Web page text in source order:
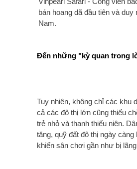
bán hoang dã đầu tiên và duy
Nam.
Đến những "kỳ quan trong
Tuy nhiên, không chỉ các khu
cả các đô thị lớn cũng thiếu
trẻ nhỏ và thanh thiếu niên.
tăng, quỹ đất đô thị ngày càng
khiến sân chơi gần như bị